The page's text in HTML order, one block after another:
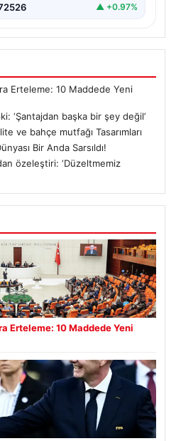
▲ +0.97%
Erteleme: 10 Maddede Yeni
‘Şantajdan başka bir şey değil’
ve bahçe mutfağı Tasarımları
Bir Anda Sarsıldı!
özeleştiri: ‘Düzeltmemiz
Erteleme: 10 Maddede Yeni